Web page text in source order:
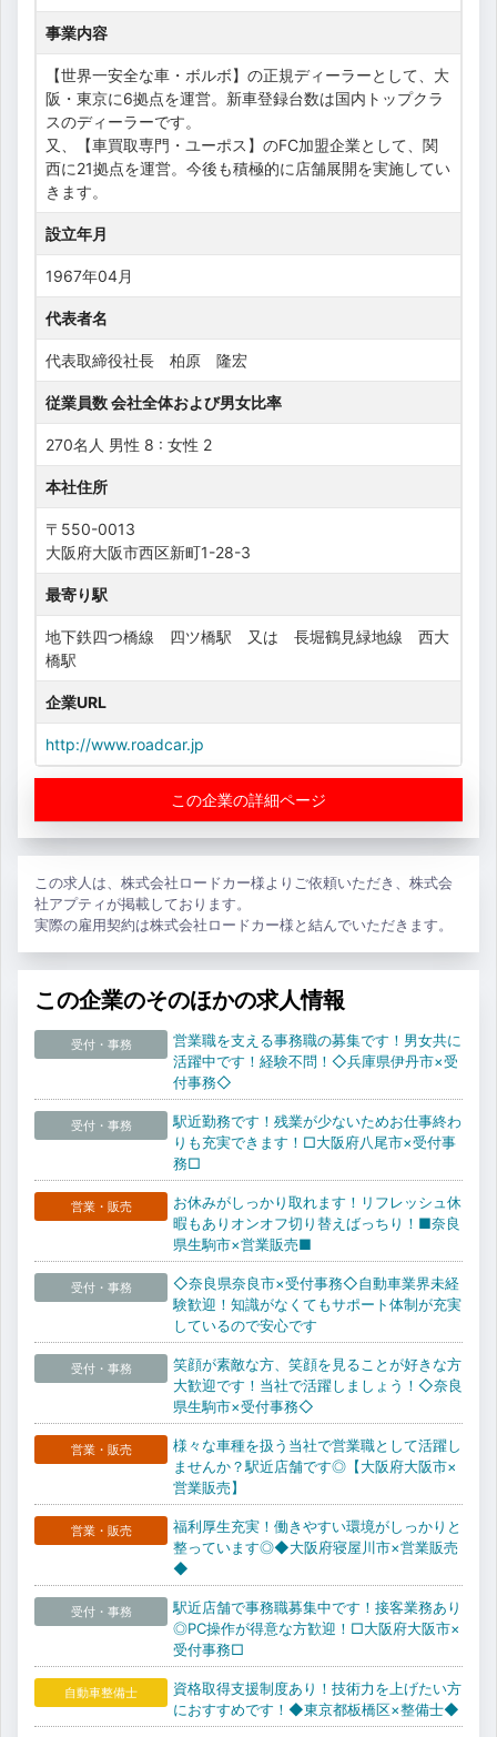
事業内容
【世界一安全な車・ボルボ】の正規ディーラーとして、大
阪・東京に6拠点を運営。新車登録台数は国内トップクラ
スのディーラーです。
又、【車買取専門・ユーポス】のFC加盟企業として、関
西に21拠点を運営。今後も積極的に店舗展開を実施してい
きます。
設立年月
1967年04月
代表者名
代表取締役社長 柏原 隆宏
従業員数 会社全体および男女比率
270名人 男性 8 : 女性 2
本社住所
〒550-0013
大阪府大阪市西区新町1-28-3
最寄り駅
地下鉄四つ橋線 四ツ橋駅 又は 長堀鶴見緑地線 西大
橋駅
企業URL
http://www.roadcar.jp
この企業の詳細ページ
この求人は、株式会社ロードカー様よりご依頼いただき、株式会
社アプティが掲載しております。
実際の雇用契約は株式会社ロードカー様と結んでいただきます。
この企業のそのほかの求人情報
受付・事務
営業職を支える事務職の募集です！男女共に
活躍中です！経験不問！◇兵庫県伊丹市×受
付事務◇
受付・事務
駅近勤務です！残業が少ないためお仕事終わ
りも充実できます！□大阪府八尾市×受付事
務□
営業・販売
お休みがしっかり取れます！リフレッシュ休
暇もありオンオフ切り替えばっちり！■奈良
県生駒市×営業販売■
受付・事務
◇奈良県奈良市×受付事務◇自動車業界未経
験歓迎！知識がなくてもサポート体制が充実
しているので安心です
受付・事務
笑顔が素敵な方、笑顔を見ることが好きな方
大歓迎です！当社で活躍しましょう！◇奈良
県生駒市×受付事務◇
営業・販売
様々な車種を扱う当社で営業職として活躍し
ませんか？駅近店舗です◎【大阪府大阪市×
営業販売】
営業・販売
福利厚生充実！働きやすい環境がしっかりと
整っています◎◆大阪府寝屋川市×営業販売
◆
受付・事務
駅近店舗で事務職募集中です！接客業務あり
◎PC操作が得意な方歓迎！□大阪府大阪市×
受付事務□
自動車整備士
資格取得支援制度あり！技術力を上げたい方
におすすめです！◆東京都板橋区×整備士◆